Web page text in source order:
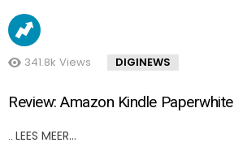
341.8k Views DIGINEWS
Review: Amazon Kindle Paperwhite
LEES MEER…